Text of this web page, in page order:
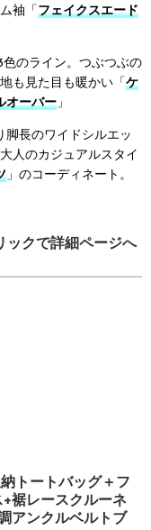
袖「 フェイクスエード
のライン。つぶつぶの
も見た目も暖かい「 ケ
オーバー」
脚長のワイドシルエッ
人のカジュアルスタイ
」のコーディネート。
クで詳細ページへ
トートバッグ＋フ
裾レースクルーネ
アンクルベルトブ